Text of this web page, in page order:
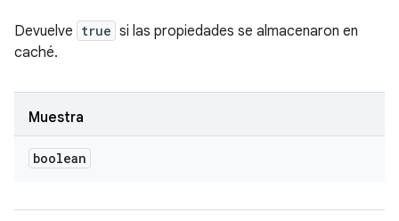
Devuelve true si las propiedades se almacenaron en
caché.
Muestra
boolean